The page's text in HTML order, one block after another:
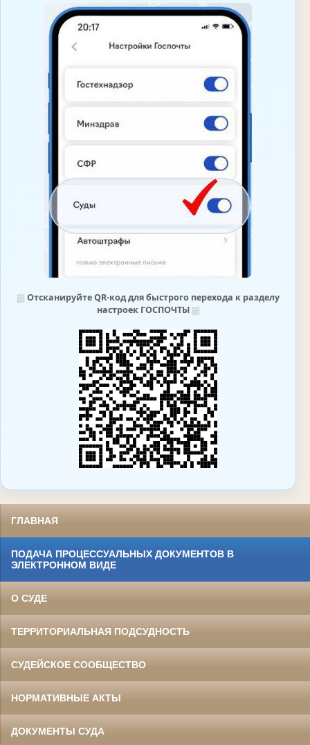
⛆ Отсканируйте QR-код для быстрого перехода к разделу
настроек ГОСПОЧТЫ⛆
ГЛАВНАЯ
ПОДАЧА ПРОЦЕССУАЛЬНЫХ ДОКУМЕНТОВ В
ЭЛЕКТРОННОМ ВИДЕ
О СУДЕ
ТЕРРИТОРИАЛЬНАЯ ПОДСУДНОСТЬ
СУДЕЙСКОЕ СООБЩЕСТВО
НОРМАТИВНЫЕ АКТЫ
ДОКУМЕНТЫ СУДА